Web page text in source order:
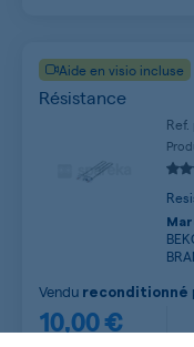
Aide en visio incluse
Résistance
Ref.
10,00 €
Vendu reconditionné